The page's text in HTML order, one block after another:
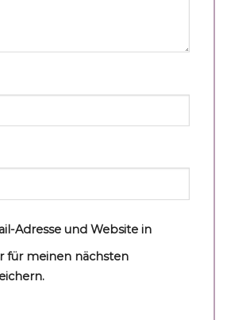
Adresse und Website in
für meinen nächsten